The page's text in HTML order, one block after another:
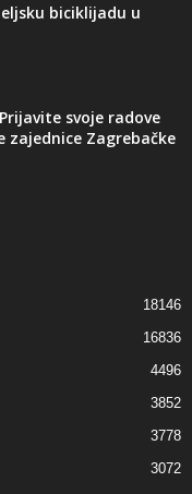
biciklijadu u
svoje radove
Zagrebačke
18146
16836
4496
3852
3778
3072